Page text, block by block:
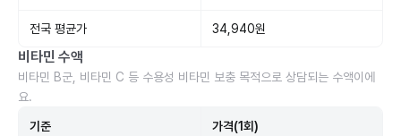
전국 평균가 34,940원
비타민 수액
비타민 B군, 비타민 C 등 수용성 비타민 보충 목적으로 상담되는 수액이에
요.
기준 가격(1회)